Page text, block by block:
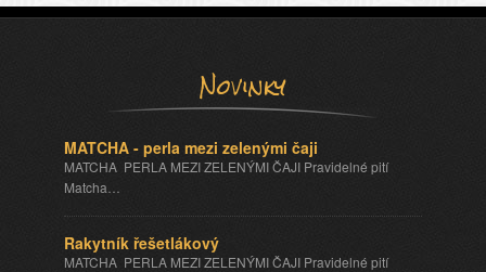
Novinky
MATCHA - perla mezi zelenými čaji
MATCHA PERLA MEZI ZELENÝMI ČAJI Pravidelné pití
Matcha…
Rakytník řešetlákový
MATCHA PERLA MEZI ZELENÝMI ČAJI Pravidelné pití